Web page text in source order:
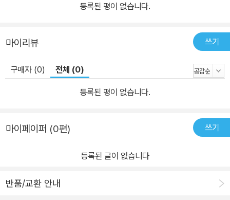
등록된 평이 없습니다.
마이리뷰 쓰기
구매자 (0) 전체 (0)
등록된 평이 없습니다.
마이페이퍼 (0편) 쓰기
등록된 글이 없습니다
반품/교환 안내